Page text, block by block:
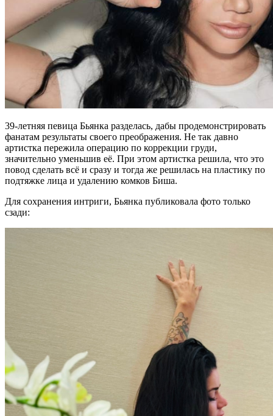
39-летняя певица Бьянка разделась, дабы продемонстрировать
фанатам результаты своего преображения. Не так давно
артистка пережила операцию по коррекции груди,
значительно уменьшив её. При этом артистка решила, что это
повод сделать всё и сразу и тогда же решилась на пластику по
подтяжке лица и удалению комков Биша.
Для сохранения интриги, Бьянка публиковала фото только
сзади: